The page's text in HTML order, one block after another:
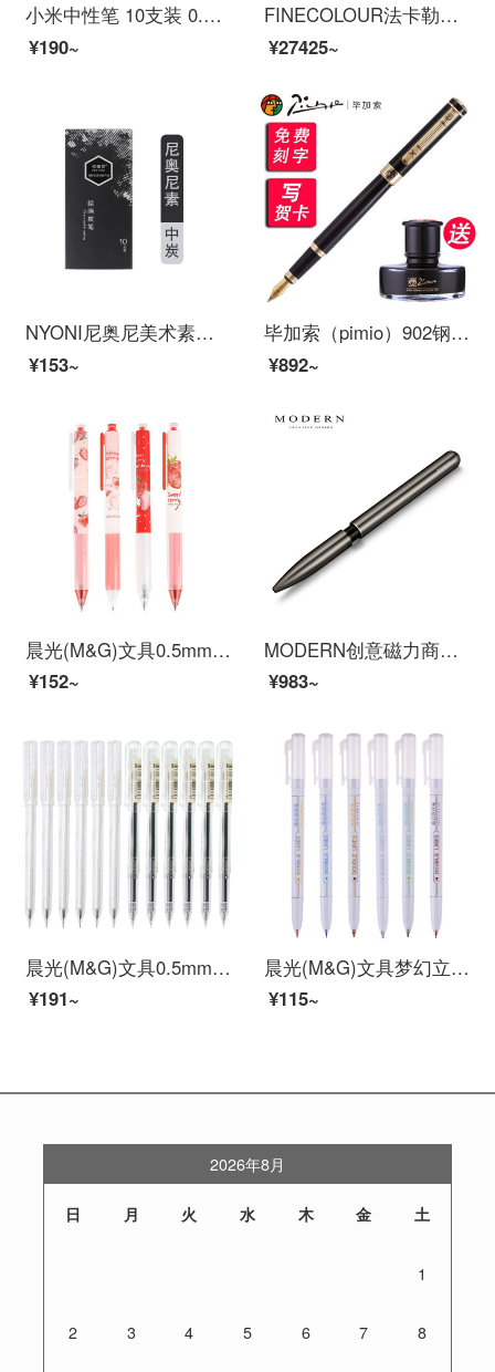
小米中性笔 10支装 0.5mm 商务办公学生中性笔会议笔
¥190~
FINECOLOUR法卡勒服装设计绘画套装32/48/60/72色1代2代3代软头设计专业绘画笔 三代全套480色
¥27425~
NYONI尼奥尼美术素描速写碳笔软中硬性绘画专用不易断芯专业绘画碳笔画画笔美术生专用考试用笔 尼奥尼碳笔抽屉盒（中）
¥153~
毕加索（pimio）902钢笔艺术签名笔美工笔弯头弯尖硬笔书法男士成人高档签字签名学生用商务定制刻字 纯黑金夹0.5mm直尖钢笔
¥892~
晨光(M&G)文具0.5mm黑色中性笔套装 草莓限定系列按动书写笔 4支/盒HAGP1510
¥152~
MODERN创意磁力商务签字宝珠笔学生笔笔免费个性刻字送同学华业礼品企业定制 黑色
¥983~
晨光(M&G)文具0.5mm黑色中性笔 透明笔杆签字笔 本味系列水笔 12支/盒AGPB5902
¥191~
晨光(M&G)文具梦幻立体双线笔 奇幻系列手帐笔 学生荧光标记笔 单支双色双线笔 6支/盒ASPT0802
¥115~
2026年8月
日 月 火 水 木 金 土
1
2 3 4 5 6 7 8